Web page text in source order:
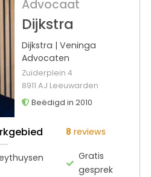
Advocaat
Dijkstra
Dijkstra | Veninga
Advocaten
Zuiderplein 4
8911 AJ Leeuwarden
Beëdigd in 2010
8 reviews
Gratis
gesprek